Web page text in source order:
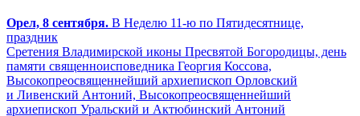
Орел, 8 сентября. В Неделю 11-ю по Пятидесятнице,
праздник
Сретения Владимирской иконы Пресвятой Богородицы, день
памяти священноисповедника Георгия Коссова,
Высокопреосвященнейший архиепископ Орловский
и Ливенский Антоний, Высокопреосвященнейший
архиепископ Уральский и Актюбинский Антоний